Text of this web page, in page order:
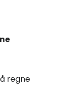
regne